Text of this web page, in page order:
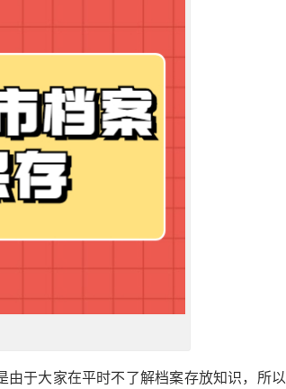
于大家在平时不了解档案存放知识，所